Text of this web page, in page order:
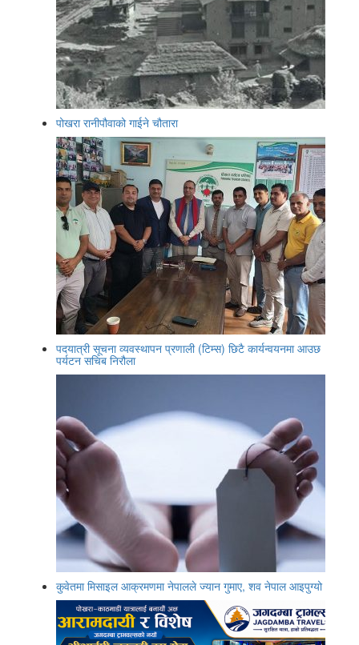
पोखरा रानीपौवाको गाईने चौतारा
पदयात्री सूचना व्यवस्थापन प्रणाली (टिम्स) छिटै कार्यन्वयनमा आउछ
पर्यटन सचिब निरौला
कुवेतमा मिसाइल आक्रमणमा नेपालले ज्यान गुमाए, शव नेपाल आइपुग्यो